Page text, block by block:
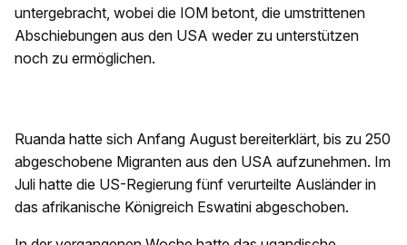
untergebracht, wobei die IOM betont, die umstrittenen
Abschiebungen aus den USA weder zu unterstützen
noch zu ermöglichen.
Ruanda hatte sich Anfang August bereiterklärt, bis zu 250
abgeschobene Migranten aus den USA aufzunehmen. Im
Juli hatte die US-Regierung fünf verurteilte Ausländer in
das afrikanische Königreich Eswatini abgeschoben.